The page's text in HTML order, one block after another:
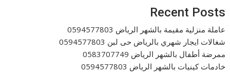
Recent Posts
عاملة منزلية مقيمة بالشهر الرياض 0594577803
شغالات ايجار شهري بالرياض حى لبن 0594577803
ممرضة أطفال بالشهر الرياض 0583707749
خادمات كينيات بالشهر الرياض 0594577803